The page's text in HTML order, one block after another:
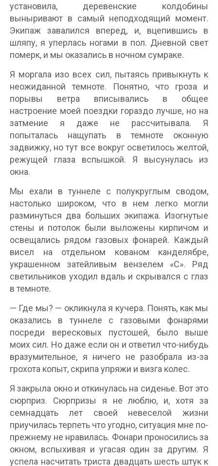
установила, деревенские колдобины
выныривают в самый неподходящий момент.
Экипаж завалился вперед, и, вцепившись в
шляпу, я уперлась ногами в пол. Дневной свет
померк, и мы оказались в ночном сумраке.
Я моргала изо всех сил, пытаясь привыкнуть к
неожиданной темноте. Понятно, что гроза и
порывы ветра вписывались в общее
настроение моей поездки гораздо лучше, но на
затмение я даже не рассчитывала. Я
попыталась нащупать в темноте оконную
задвижку, но тут все вокруг осветилось желтой,
режущей глаза вспышкой. Я высунулась из
окна.
Мы ехали в туннеле с полукруглым сводом,
настолько широком, что в нем легко могли
разминуться два больших экипажа. Изогнутые
стены и потолок были выложены кирпичом и
освещались рядом газовых фонарей. Каждый
висел на отдельном кованом канделябре,
украшенном затейливым вензелем «С». Ряд
светильников уходил вдаль и скрывался с глаз
в темноте.
— Где мы? — окликнула я кучера. Понять, как мы
оказались в туннеле с газовыми фонарями
посреди вересковых пустошей, было выше
моих сил. Но даже если он и ответил что-нибудь
вразумительное, я ничего не разобрала из-за
грохота копыт, скрипа упряжи и визга колес.
Я закрыла окно и откинулась на сиденье. Вот это
сюрприз. Сюрпризы я не люблю, и, хотя за
семнадцать лет своей невеселой жизни
приучилась терпеть что угодно, ситуация мне по-
прежнему не нравилась. Фонари проносились за
окном, вспыхивая и угасая один за другим. Я
успела насчитать триста двадцать шесть штук к